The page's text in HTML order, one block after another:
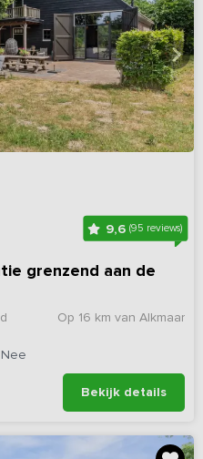
9,6 (95 reviews)
grenzend aan de
Op 16 km van Alkmaar
Nee
Bekijk details